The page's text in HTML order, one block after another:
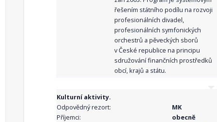
řešením státního podílu na rozvoji
profesionálních divadel,
profesionálních symfonických
orchestrů a pěveckých sborů
v České republice na principu
sdružování finančních prostředků
obcí, krajů a státu.
Kulturní aktivity.
Odpovědný rezort:
MK
Příjemci:
obecně